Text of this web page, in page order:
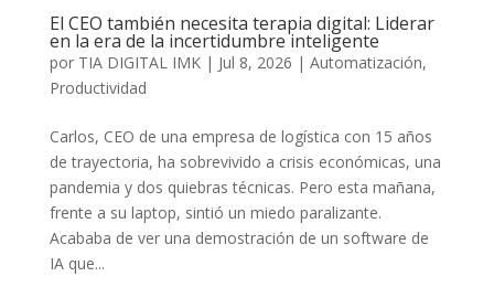
El CEO también necesita terapia digital: Liderar
en la era de la incertidumbre inteligente
por TIA DIGITAL IMK| Jul 8, 2026 | Automatización,
Productividad
Carlos, CEO de una empresa de logística con 15 años
de trayectoria, ha sobrevivido a crisis económicas, una
pandemia y dos quiebras técnicas. Pero esta mañana,
frente a su laptop, sintió un miedo paralizante.
Acababa de ver una demostración de un software de
IA que...